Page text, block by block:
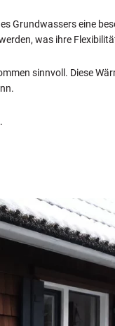
Grundwassers eine
was ihre
sinnvoll. Diese